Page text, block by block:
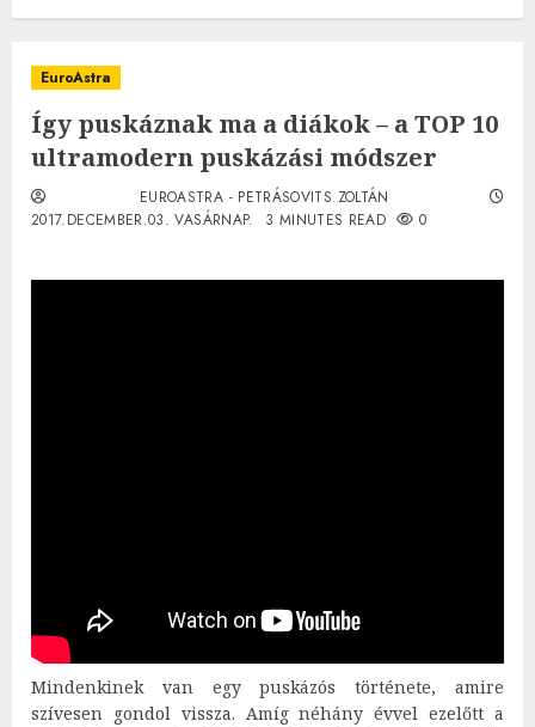
EuroAstra
Így puskáznak ma a diákok – a TOP 10
ultramodern puskázási módszer
EUROASTRA - PETRÁSOVITS ZOLTÁN
2017.DECEMBER.03. VASÁRNAP.
3 MINUTES READ 0
Mindenkinek van egy puskázós története, amire
szívesen gondol vissza. Amíg néhány évvel ezelőtt a